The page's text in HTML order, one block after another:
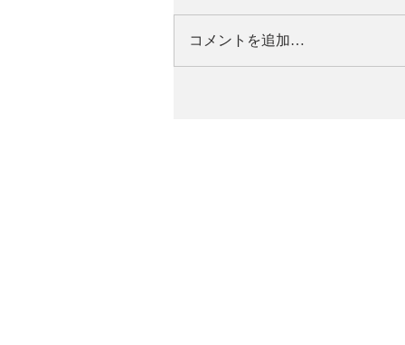
コメントを追加…